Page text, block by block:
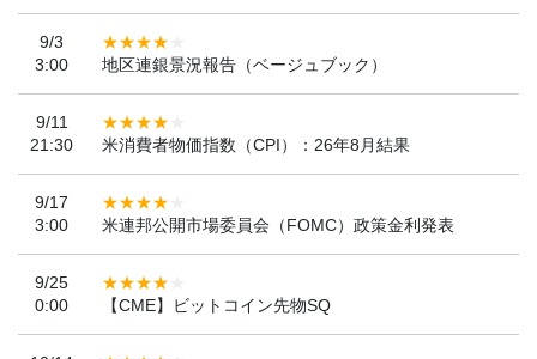
9/3
3:00
地区連銀景況報告（ベージュブック）
9/11
21:30
米消費者物価指数（CPI）：26年8月結果
9/17
3:00
米連邦公開市場委員会（FOMC）政策金利発表
9/25
0:00
【CME】ビットコイン先物SQ